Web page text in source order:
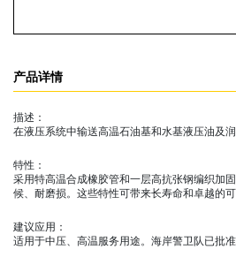
产品详情
描述：
在液压系统中输送高温石油基和水基液压油及润
特性：
采用特高温合成橡胶管和一层高抗张钢编织加
候、耐磨损。这些特性可带来长寿命和卓越的可
建议应用：
适用于中压、高温服务用途。海岸警卫队已批准